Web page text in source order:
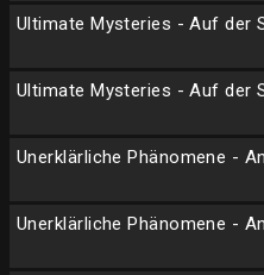
Ultimate Mysteries - Auf der
Ultimate Mysteries - Auf der
Unerklärliche Phänomene -
Unerklärliche Phänomene -